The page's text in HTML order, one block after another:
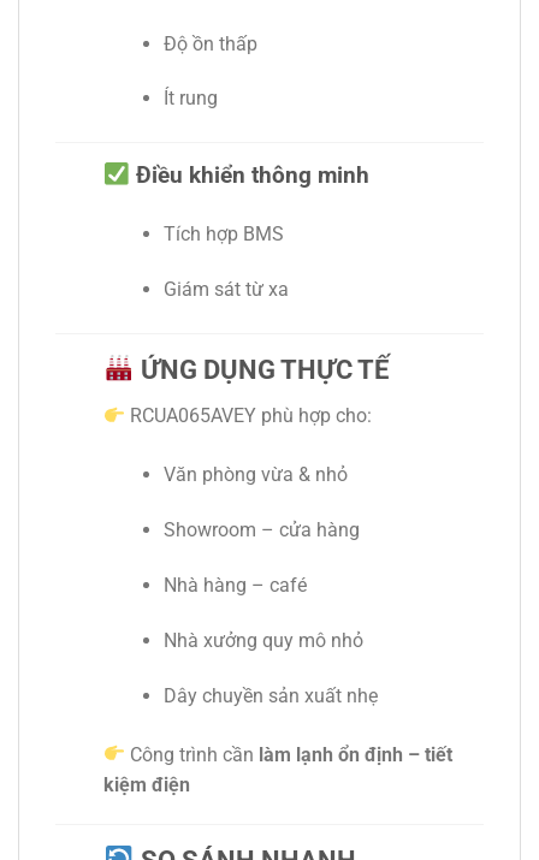
Độ ồn thấp
Ít rung
Điều khiển thông minh
Tích hợp BMS
Giám sát từ xa
ỨNG DỤNG THỰC TẾ
RCUA065AVEY phù hợp cho:
Văn phòng vừa & nhỏ
Showroom – cửa hàng
Nhà hàng – café
Nhà xưởng quy mô nhỏ
Dây chuyền sản xuất nhẹ
Công trình cần làm lạnh ổn định – tiết
kiệm điện